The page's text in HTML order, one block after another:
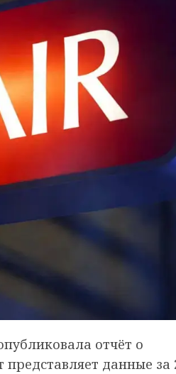
отчёт о
данные за